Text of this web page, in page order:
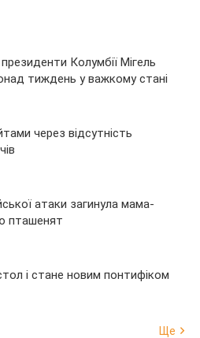
Колумбії Мігель
тиждень у важкому стані
через відсутність
атаки загинула мама-
пташенят
і стане новим понтифіком
Ще